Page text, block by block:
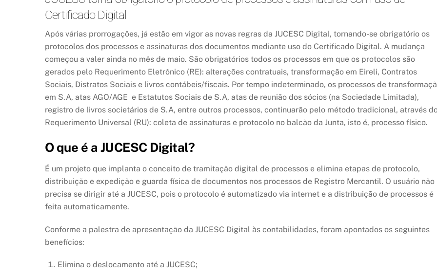
Certificado Digital
Após várias prorrogações, já estão em vigor as novas regras da JUCESC Digital, tornando-se obrigatório os
protocolos dos processos e assinaturas dos documentos mediante uso do Certificado Digital. A mudança
começou a valer ainda no mês de maio. São obrigatórios todos os processos em que os protocolos são
gerados pelo Requerimento Eletrônico (RE): alterações contratuais, transformação em Eireli, Contratos
Sociais, Distratos Sociais e livros contábeis/fiscais. Por tempo indeterminado, os processos de
em S.A, atas AGO/AGE e Estatutos Sociais de S.A, atas de reunião dos sócios (na Sociedade Limitada),
registro de livros societários de S.A, entre outros processos, continuarão pelo método tradicional, através
Requerimento Universal (RU): coleta de assinaturas e protocolo no balcão da Junta, isto é, processo físico.
O que é a JUCESC Digital?
É um projeto que implanta o conceito de tramitação digital de processos e elimina etapas de protocolo,
distribuição e expedição e guarda física de documentos nos processos de Registro Mercantil. O usuário não
precisa se dirigir até a JUCESC, pois o protocolo é automatizado via internet e a distribuição de processos é
feita automaticamente.
Conforme a palestra de apresentação da JUCESC Digital às contabilidades, foram apontados os seguintes
benefícios:
Elimina o deslocamento até a JUCESC;